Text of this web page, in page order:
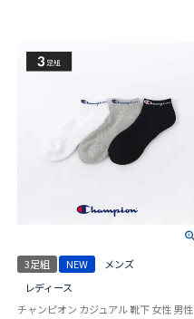
3足組 NEW
メンズ
レディース
チャンピオン カジュアル 靴下 女性 男性